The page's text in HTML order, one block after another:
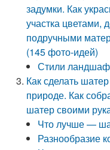
задумки. Как
участка цветами,
подручными
(145 фото-идей)
Стили
Как сделать
природе. Как
шатер своими
Что лучше —
Разнообразие